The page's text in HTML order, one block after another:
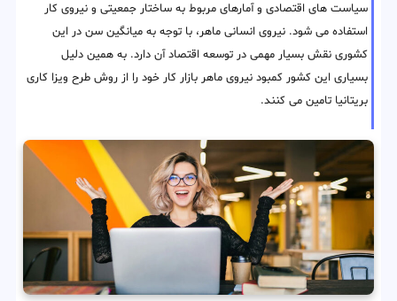
سیاست های اقتصادی و آمارهای مربوط به ساختار جمعیتی و نیروی کار
استفاده می شود. نیروی انسانی ماهر، با توجه به میانگین سن در این
کشوری نقش بسیار مهمی در توسعه اقتصاد آن دارد. به همین دلیل
بسیاری این کشور کمبود نیروی ماهر بازار کار خود را از روش طرح ویزا کاری
بریتانیا تامین می کنند.